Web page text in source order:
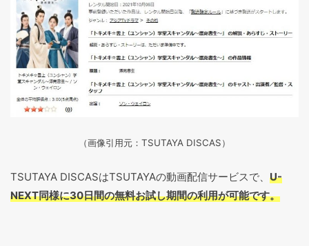
（画像引用元：TSUTAYA DISCAS）
TSUTAYA DISCASはTSUTAYAの動画配信サービスで、 U-
NEXT同様に30日間の無料お試し期間の利用が可能です。